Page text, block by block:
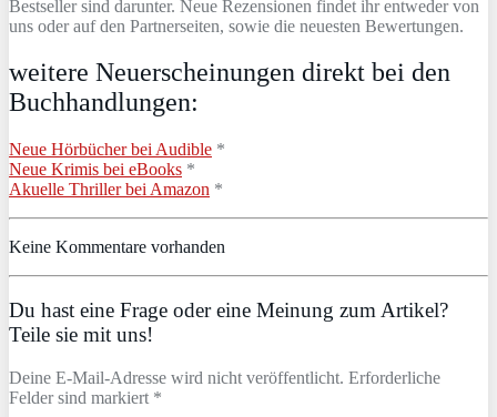
Bestseller sind darunter. Neue Rezensionen findet ihr entweder von
uns oder auf den Partnerseiten, sowie die neuesten Bewertungen.
weitere Neuerscheinungen direkt bei den
Buchhandlungen:
Neue Hörbücher bei Audible *
Neue Krimis bei eBooks *
Akuelle Thriller bei Amazon *
Keine Kommentare vorhanden
Du hast eine Frage oder eine Meinung zum Artikel?
Teile sie mit uns!
Deine E-Mail-Adresse wird nicht veröffentlicht. Erforderliche
Felder sind markiert *